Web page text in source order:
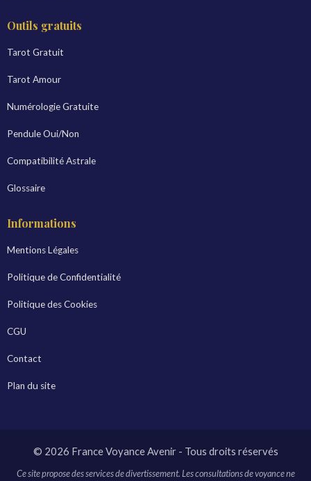
Outils gratuits
Tarot Gratuit
Tarot Amour
Numérologie Gratuite
Pendule Oui/Non
Compatibilité Astrale
Glossaire
Informations
Mentions Légales
Politique de Confidentialité
Politique des Cookies
CGU
Contact
Plan du site
© 2026 France Voyance Avenir - Tous droits réservés
Ce site propose des services de divertissement. Les consultations de voyance ne